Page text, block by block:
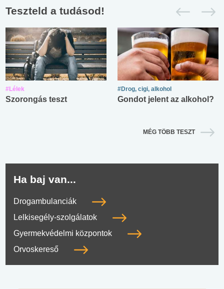
Teszteld a tudásod!
#Lélek
Szorongás teszt
#Drog, cigi, alkohol
Gondot jelent az alkohol?
MÉG TÖBB TESZT
Ha baj van...
Drogambulanciák
Lelkisegély-szolgálatok
Gyermekvédelmi központok
Orvoskereső